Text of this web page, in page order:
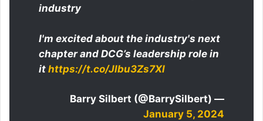
industry
I'm excited about the industry's next
chapter and DCG’s leadership role in
it https://t.co/Jlbu3Zs7Xl
— Barry Silbert (@BarrySilbert)
January 5, 2024